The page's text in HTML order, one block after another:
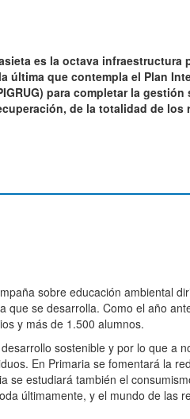
es la octava infraestructura
última que contempla el Plan
para completar la
de la totalidad de los
sobre educación ambiental
que se desarrolla. Como el año
y más de 1.500 alumnos.
sostenible y por lo que a
En Primaria se fomentará la
se estudiará también el
últimamente, y el mundo de las